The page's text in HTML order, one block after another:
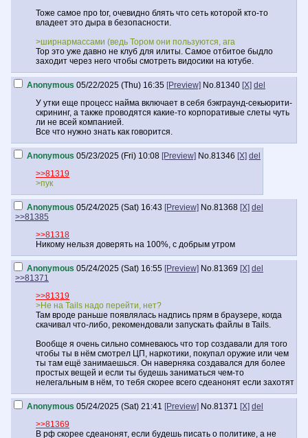
Тоже самое про tor, очевидно блять что сеть которой кто-то
владеет это дыра в безопасности.
>ширнармассами (ведь Тором они пользуются, ага
Тор это уже давно не клуб для илиты. Самое отбитое быдло
заходит через него чтобы смотреть видосики на ютубе.
Anonymous 05/22/2025 (Thu) 16:35 [Preview] No.81340 [X] del
У утки еще процесс найма включает в себя бэкграунд-секьюрити-
скрининг, а также проводятся какие-то корпоративые слеты чуть
ли не всей компанией.
Все что нужно знать как говорится.
Anonymous 05/23/2025 (Fri) 10:08 [Preview] No.81346 [X] del
>>81319
>пук
Anonymous 05/24/2025 (Sat) 16:43 [Preview] No.81368 [X] del
>>81385
>>81318
Никому нельзя доверять на 100%, с добрым утром
Anonymous 05/24/2025 (Sat) 16:55 [Preview] No.81369 [X] del
>>81371
>>81319
>Не на Tails надо перейти, нет?
Там вроде раньше появлялась надпись прям в браузере, когда
скачивал что-либо, рекомендовали запускать файлы в Tails.
Вообще я очень сильно сомневаюсь что тор создавали для того
чтобы ты в нём смотрел ЦП, наркотики, покупал оружие или чем
ты там ещё занимаешься. Он наверняка создавался для более
простых вещей и если ты будешь заниматься чем-то
нелегальным в нём, то тебя скорее всего сдеанонят если захотят
Anonymous 05/24/2025 (Sat) 21:41 [Preview] No.81371 [X] del
>>81369
В рф скорее сдеанонят, если будешь писать о политике, а не